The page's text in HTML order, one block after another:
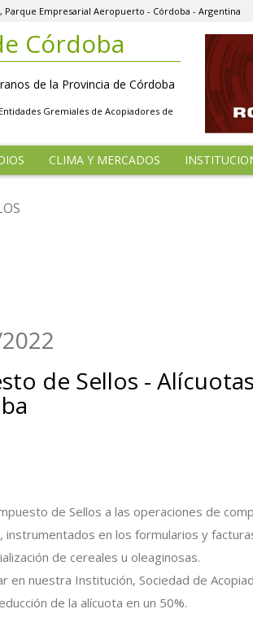
Parque Empresarial Aeropuerto - Córdoba - Argentina
Córdoba
de la Provincia de Córdoba
Gremiales de Acopiadores de
CLIMA Y MERCADOS
de Sellos -
de Sellos a las operaciones de
instrumentados en los formularios y
de cereales u oleaginosas.
nuestra Institución, Sociedad de
de la alícuota en un 50%.